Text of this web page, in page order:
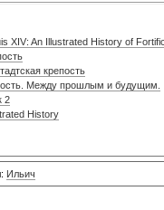
XIV: An Illustrated History of
крепость
Между прошлым и будущим.
2
History
Ильич